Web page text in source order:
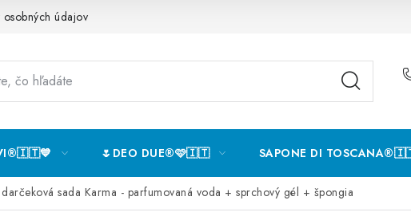
údajov
🌷DEO DUE®️🩷🇮🇹 SAPONE DI
sada Karma - parfumovaná voda + sprchový gél + špongia